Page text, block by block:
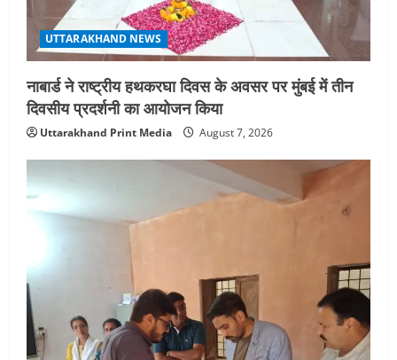
UTTARAKHAND NEWS
नाबार्ड ने राष्ट्रीय हथकरघा दिवस के अवसर पर मुंबई में तीन
दिवसीय प्रदर्शनी का आयोजन किया
Uttarakhand Print Media August 7, 2026